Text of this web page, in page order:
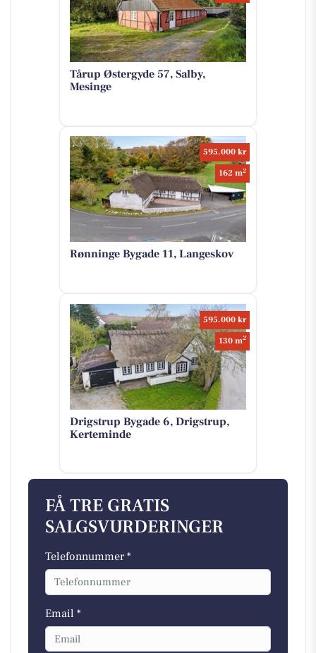
Tårup Østergyde 57, Salby,
Mesinge
595.000 kr
162 m2
Rønninge Bygade 11, Langeskov
595.000 kr
130 m2
Drigstrup Bygade 6, Drigstrup,
Kerteminde
FÅ TRE GRATIS
SALGSVURDERINGER
Telefonnummer *
Email *